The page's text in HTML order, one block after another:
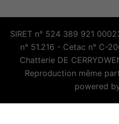
SIRET n° 524 389 921
n° 51.216 - Cetac n° C-
Chatterie DE
Reproduction même
powered